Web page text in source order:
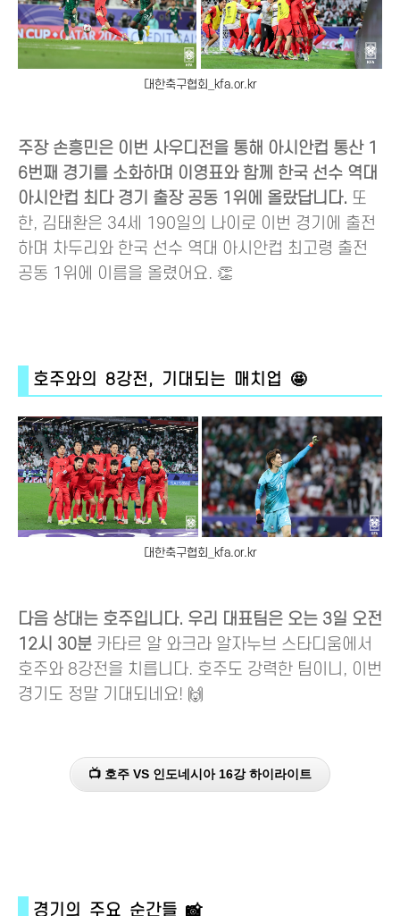
대한축구협회_kfa.or.kr
주장 손흥민은 이번 사우디전을 통해 아시안컵 통산 1
6번째 경기를 소화하며 이영표와 함께 한국 선수 역대
아시안컵 최다 경기 출장 공동 1위에 올랐답니다. 또
한, 김태환은 34세 190일의 나이로 이번 경기에 출전
하며 차두리와 한국 선수 역대 아시안컵 최고령 출전
공동 1위에 이름을 올렸어요. 👏
호주와의 8강전, 기대되는 매치업 🤩
대한축구협회_kfa.or.kr
다음 상대는 호주입니다. 우리 대표팀은 오는 3일 오전
12시 30분 카타르 알 와크라 알자누브 스타디움에서
호주와 8강전을 치릅니다. 호주도 강력한 팀이니, 이번
경기도 정말 기대되네요! 🙌
📺 호주 VS 인도네시아 16강 하이라이트
경기의 주요 순간들 📸